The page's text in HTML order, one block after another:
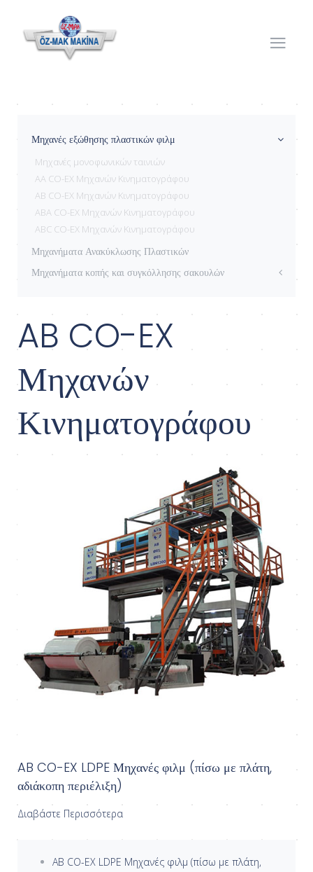
AB CO-EX
Μηχανών
Κινηματογράφου
AB CO-EX LDPE Μηχανές φιλμ (πίσω με πλάτη,
αδιάκοπη περιέλιξη)
Διαβάστε Περισσότερα
AB CO-EX LDPE Μηχανές φιλμ (πίσω με πλάτη,
Μηχανές εξώθησης πλαστικών φιλμ
Μηχανές μονοφωνικών ταινιών
AA CO-EX Μηχανών Κινηματογράφου
AB CO-EX Μηχανών Κινηματογράφου
ABA CO-EX Μηχανών Κινηματογράφου
ABC CO-EX Μηχανών Κινηματογράφου
Μηχανήματα Ανακύκλωσης Πλαστικών
Μηχανήματα κοπής και συγκόλλησης σακουλών